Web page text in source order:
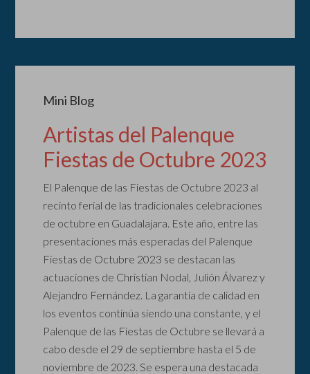
Mini Blog
Artistas del Palenque
Fiestas de Octubre 2023
El Palenque de las Fiestas de Octubre 2023 al
recinto ferial de las tradicionales celebraciones
de octubre en Guadalajara. Este año, entre las
presentaciones más esperadas del Palenque
Fiestas de Octubre 2023 se destacan las
actuaciones de Christian Nodal, Julión Álvarez y
Alejandro Fernández. La garantía de calidad en
los eventos continúa siendo una constante, y el
Palenque de las Fiestas de Octubre se llevará a
cabo desde el 29 de septiembre hasta el 5 de
noviembre de 2023. Se espera una destacada